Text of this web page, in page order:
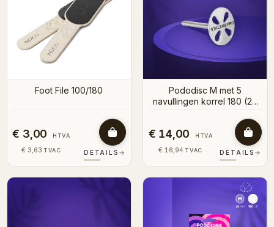
Foot File 100/180
€ 3,00 HTVA
€ 3,63 TVAC DÉTAILS →
Pododisc M met 5
navullingen korrel 180 (20
€ 14,00 HTVA
€ 16,94 TVAC DÉTAILS →